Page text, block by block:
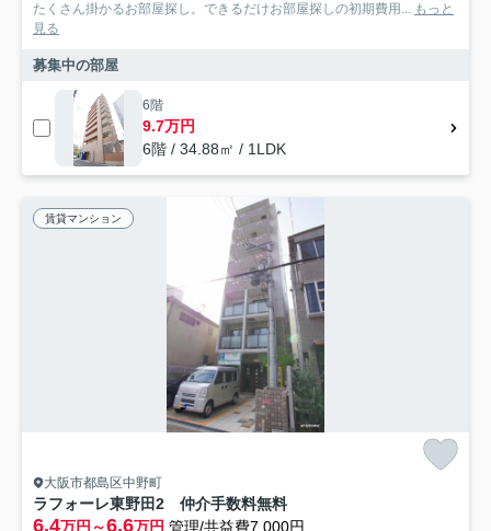
たくさん掛かるお部屋探し。できるだけお部屋探しの初期費用... もっと
見る
募集中の部屋
6階
9.7万円
6階 / 34.88㎡ / 1LDK
賃貸マンション
大阪市都島区中野町
ラフォーレ東野田2 仲介手数料無料
6.4万円～6.6万円 管理/共益費7,000円